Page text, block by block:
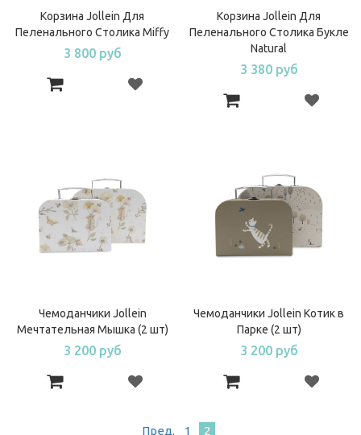
Корзина Jollein Для
Пеленального Столика Miffy
3 800 руб
Корзина Jollein Для
Пеленального Столика Букле
Natural
3 380 руб
Чемоданчики Jollein
Мечтательная Мышка (2 шт)
3 200 руб
Чемоданчики Jollein Котик в
Парке (2 шт)
3 200 руб
Пред. 1 2